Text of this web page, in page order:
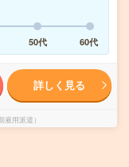
50代 60代
詳しく見る
用派遣）